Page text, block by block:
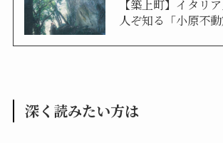
【築上町】イタリ
人ぞ知る「小原不
深く読みたい方は